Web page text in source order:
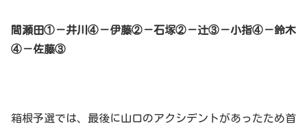
間瀬田①－井川④－伊藤②－石塚②－辻③－小指④－鈴木
④－佐藤③
箱根予選では、最後に山口のアクシデントがあったため首